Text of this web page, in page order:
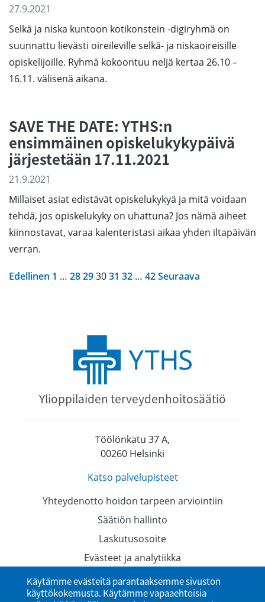
27.9.2021
Selkä ja niska kuntoon kotikonstein -digiryhmä on
suunnattu lievästi oireileville selkä- ja niskaoireisille
opiskelijoille. Ryhmä kokoontuu neljä kertaa 26.10 –
16.11. välisenä aikana.
SAVE THE DATE: YTHS:n
ensimmäinen opiskelukykypäivä
järjestetään 17.11.2021
21.9.2021
Millaiset asiat edistävät opiskelukykyä ja mitä voidaan
tehdä, jos opiskelukyky on uhattuna? Jos nämä aiheet
kiinnostavat, varaa kalenteristasi aikaa yhden iltapäivän
verran.
Edellinen 1 … 28293031 32 … 42Seuraava
Ylioppilaiden terveydenhoitosäätiö
Töölönkatu 37 A,
00260 Helsinki
Katso palvelupisteet
Yhteydenotto hoidon tarpeen arviointiin
Säätiön hallinto
Laskutusosoite
Evästeet ja analytiikka
Tietosuojaselosteet
Saavutettavuusseloste
Käytämme evästeitä parantaaksemme sivuston
käyttökokemusta. Käytämme vapaaehtoisia